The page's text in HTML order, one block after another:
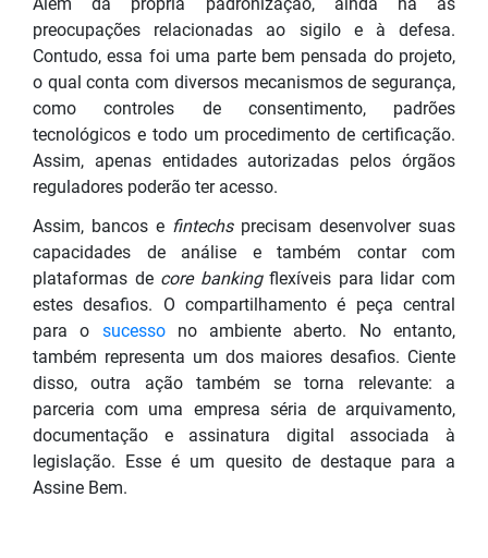
preocupações relacionadas ao sigilo e à defesa.
Contudo, essa foi uma parte bem pensada do projeto,
o qual conta com diversos mecanismos de segurança,
como controles de consentimento, padrões
tecnológicos e todo um procedimento de certificação.
Assim, apenas entidades autorizadas pelos órgãos
reguladores poderão ter acesso.
Assim, bancos e fintechs precisam desenvolver suas
capacidades de análise e também contar com
plataformas de core bankingflexíveis para lidar com
estes desafios. O compartilhamento é peça central
para o sucessono ambiente aberto. No entanto,
também representa um dos maiores desafios. Ciente
disso, outra ação também se torna relevante: a
parceria com uma empresa séria de arquivamento,
documentação e assinatura digital associada à
legislação. Esse é um quesito de destaque para a
Assine Bem.